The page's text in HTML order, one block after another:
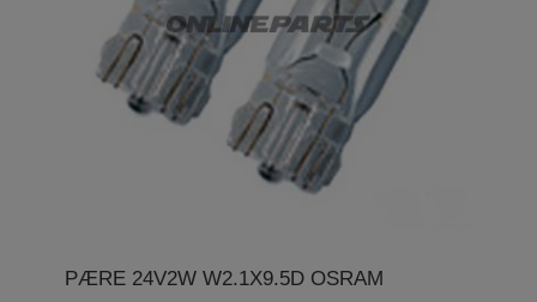
PÆRE 24V2W W2.1X9.5D OSRAM